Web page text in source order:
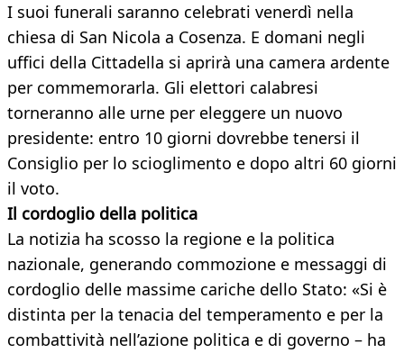
I suoi funerali saranno celebrati venerdì nella
chiesa di San Nicola a Cosenza. E domani negli
uffici della Cittadella si aprirà una camera ardente
per commemorarla. Gli elettori calabresi
torneranno alle urne per eleggere un nuovo
presidente: entro 10 giorni dovrebbe tenersi il
Consiglio per lo scioglimento e dopo altri 60 giorni
il voto.
Il cordoglio della politica
La notizia ha scosso la regione e la politica
nazionale, generando commozione e messaggi di
cordoglio delle massime cariche dello Stato: «Si è
distinta per la tenacia del temperamento e per la
combattività nell’azione politica e di governo – ha